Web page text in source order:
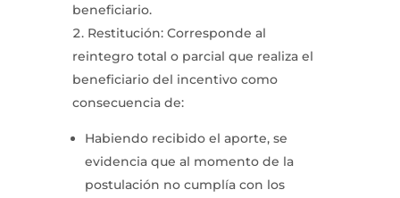
beneficiario.
Restitución: Corresponde al
reintegro total o parcial que realiza el
beneficiario del incentivo como
consecuencia de:
Habiendo recibido el aporte, se
evidencia que al momento de la
postulación no cumplía con los